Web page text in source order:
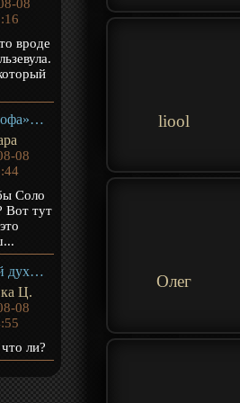
08
вроде
«Некромант: Я катастрофа» ТВ-1
08
Соло
Вот тут
«Несравненный боевой дух 2» ТВ-2
Ц.
08
ли?
liool
Олег